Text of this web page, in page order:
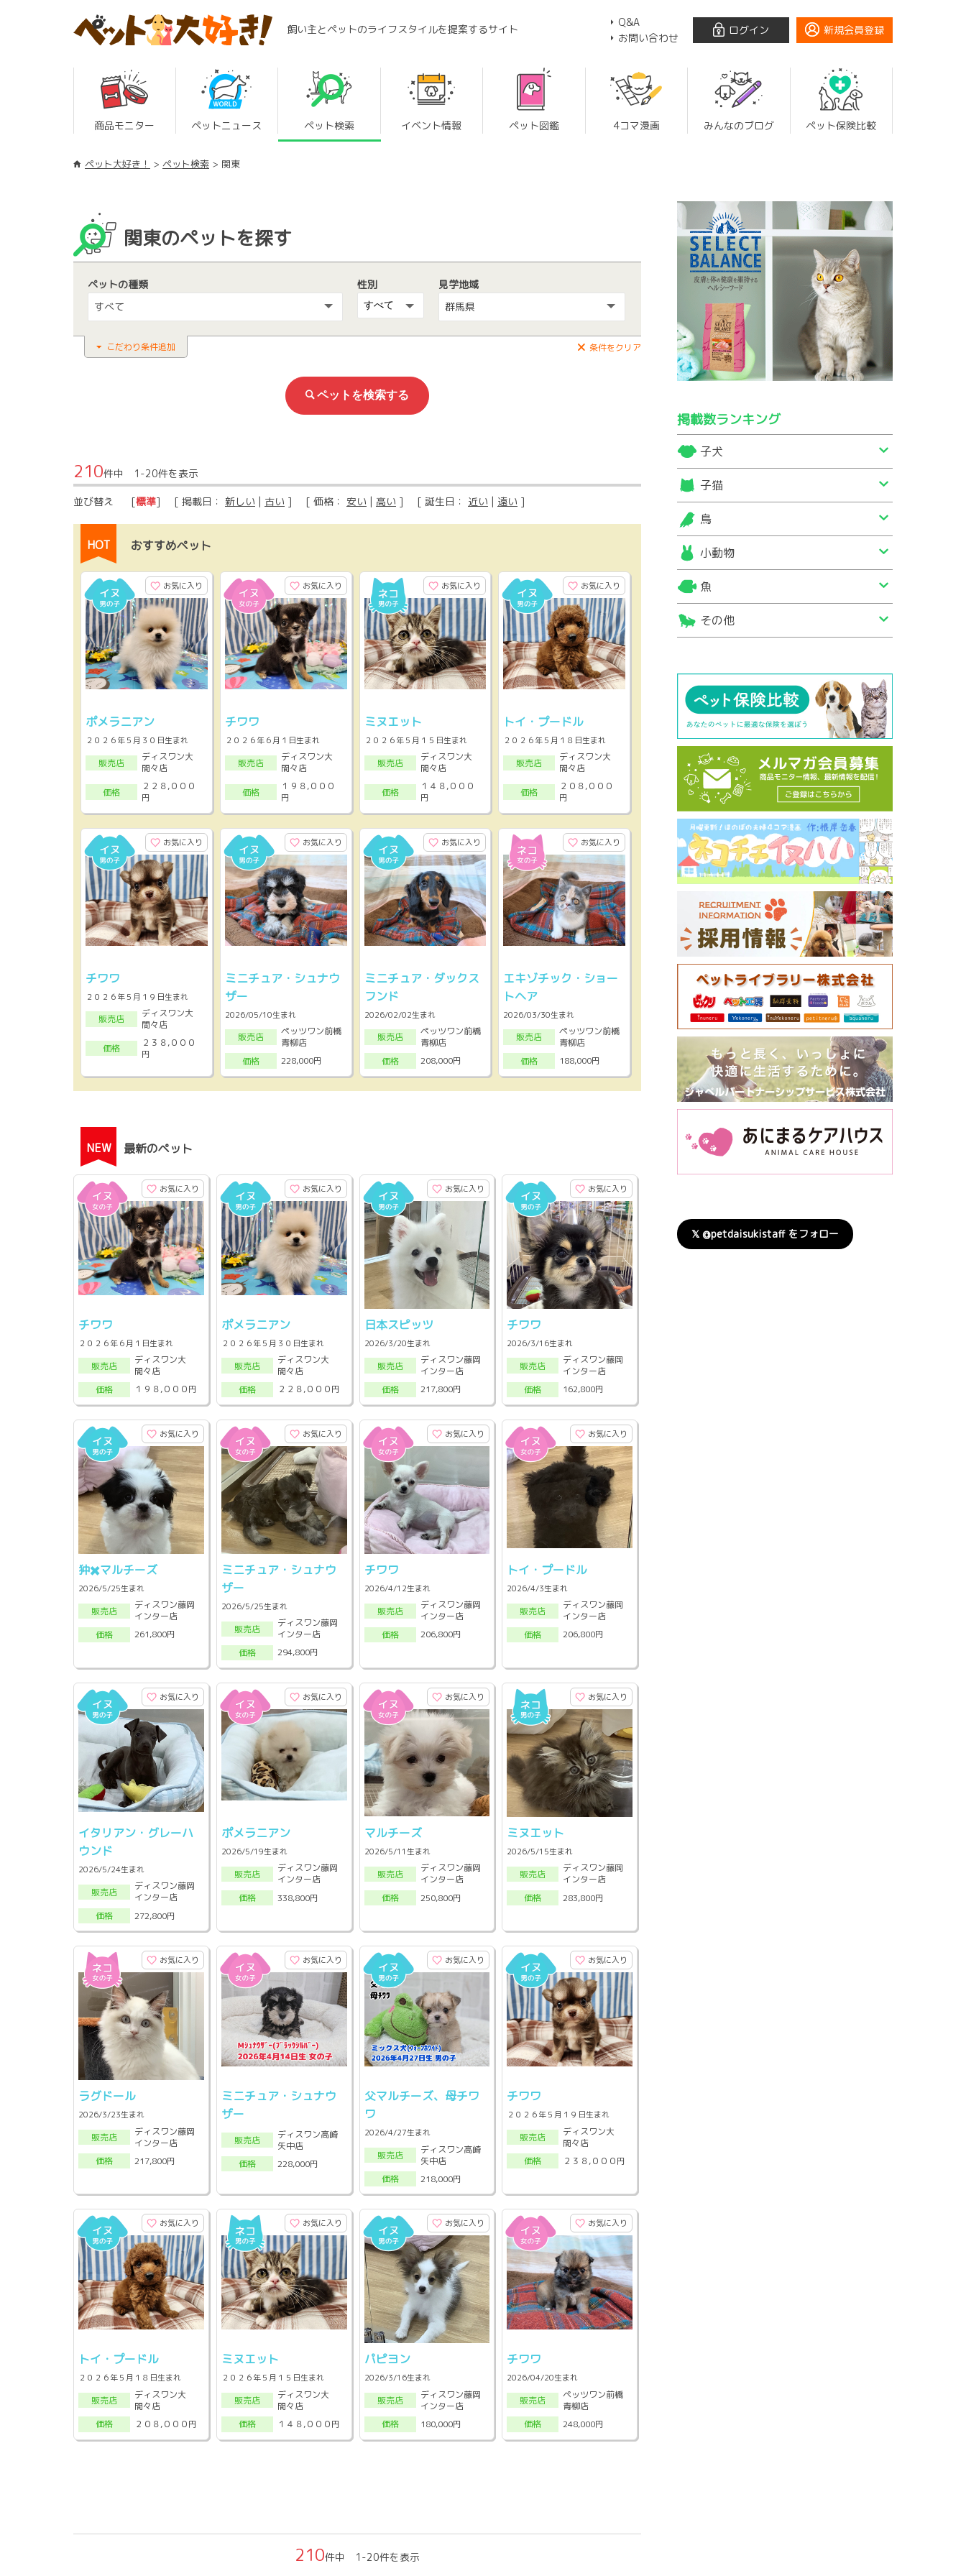
飼い主とペットのライフスタイルを提案するサイト
Q&A
お問い合わせ
ログイン 新規会員登録
商品モニター ペットニュース ペット検索 イベント情報 ペット図鑑 4コマ漫画 みんなのブログ ペット保険比較
ペット大好き！ ペット検索 関東
関東のペットを探す
ペットの種類
すべて
性別
見学地域
群馬県
こだわり条件追加 条件をクリア
210件中 1-20件を表示
並び替え [標準] [ 掲載日： 新しい | 古い ] [ 価格： 安い | 高い ] [ 誕生日： 近い | 遠い ]
HOT おすすめペット
お気に入り
ポメラニアン
２０２６年５月３０日生まれ
販売店
ディスワン大
間々店
価格
２２８,０００
円
お気に入り
チワワ
２０２６年６月１日生まれ
販売店
ディスワン大
間々店
価格
１９８,０００
円
お気に入り
ミヌエット
２０２６年５月１５日生まれ
販売店
ディスワン大
間々店
価格
１４８,０００
円
お気に入り
トイ・プードル
２０２６年５月１８日生まれ
販売店
ディスワン大
間々店
価格
２０８,０００
円
お気に入り
チワワ
２０２６年５月１９日生まれ
販売店
ディスワン大
間々店
価格
２３８,０００
円
お気に入り
ミニチュア・シュナウ
ザー
2026/05/10生まれ
販売店
ペッツワン前橋
青柳店
価格
228,000円
お気に入り
ミニチュア・ダックス
フンド
2026/02/02生まれ
販売店
ペッツワン前橋
青柳店
価格
208,000円
お気に入り
エキゾチック・ショー
トヘア
2026/03/30生まれ
販売店
ペッツワン前橋
青柳店
価格
188,000円
NEW 最新のペット
お気に入り
チワワ
２０２６年６月１日生まれ
販売店
ディスワン大
間々店
価格
１９８,０００円
お気に入り
ポメラニアン
２０２６年５月３０日生まれ
販売店
ディスワン大
間々店
価格
２２８,０００円
お気に入り
日本スピッツ
2026/3/20生まれ
販売店
ディスワン藤岡
インター店
価格
217,800円
お気に入り
チワワ
2026/3/16生まれ
販売店
ディスワン藤岡
インター店
価格
162,800円
お気に入り
狆✖️マルチーズ
2026/5/25生まれ
販売店
ディスワン藤岡
インター店
価格
261,800円
お気に入り
ミニチュア・シュナウ
ザー
2026/5/25生まれ
販売店
ディスワン藤岡
インター店
価格
294,800円
お気に入り
チワワ
2026/4/12生まれ
販売店
ディスワン藤岡
インター店
価格
206,800円
お気に入り
トイ・プードル
2026/4/3生まれ
販売店
ディスワン藤岡
インター店
価格
206,800円
お気に入り
イタリアン・グレーハ
ウンド
2026/5/24生まれ
販売店
ディスワン藤岡
インター店
価格
272,800円
お気に入り
ポメラニアン
2026/5/19生まれ
販売店
ディスワン藤岡
インター店
価格
338,800円
お気に入り
マルチーズ
2026/5/11生まれ
販売店
ディスワン藤岡
インター店
価格
250,800円
お気に入り
ミヌエット
2026/5/15生まれ
販売店
ディスワン藤岡
インター店
価格
283,800円
お気に入り
ラグドール
2026/3/23生まれ
販売店
ディスワン藤岡
インター店
価格
217,800円
お気に入り
ミニチュア・シュナウ
ザー
販売店
ディスワン高崎
矢中店
価格
228,000円
お気に入り
父マルチーズ、母チワ
ワ
2026/4/27生まれ
販売店
ディスワン高崎
矢中店
価格
218,000円
お気に入り
チワワ
２０２６年５月１９日生まれ
販売店
ディスワン大
間々店
価格
２３８,０００円
お気に入り
トイ・プードル
２０２６年５月１８日生まれ
販売店
ディスワン大
間々店
価格
２０８,０００円
お気に入り
ミヌエット
２０２６年５月１５日生まれ
販売店
ディスワン大
間々店
価格
１４８,０００円
お気に入り
パピヨン
2026/3/16生まれ
販売店
ディスワン藤岡
インター店
価格
180,000円
お気に入り
チワワ
2026/04/20生まれ
販売店
ペッツワン前橋
青柳店
価格
248,000円
210件中 1-20件を表示
掲載数ランキング
子犬
子猫
鳥
小動物
魚
その他
𝕏 @petdaisukistaff をフォロー